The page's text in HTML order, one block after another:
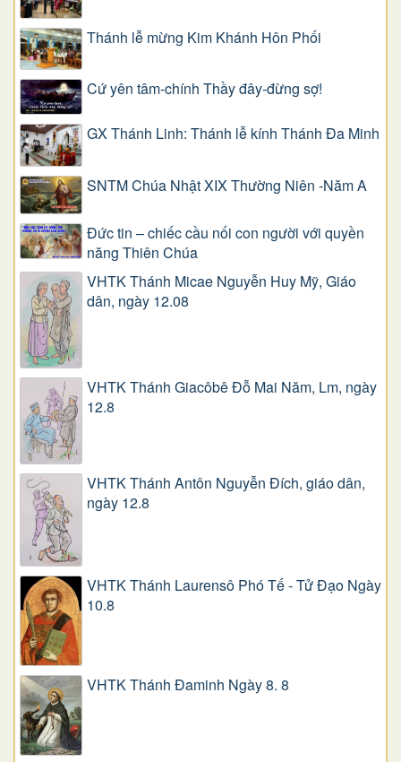
Thánh lễ mừng Kim Khánh Hôn Phối
Cứ yên tâm-chính Thầy đây-đừng sợ!
GX Thánh Linh: Thánh lễ kính Thánh Đa Minh
SNTM Chúa Nhật XIX Thường Niên -Năm A
Đức tin – chiếc cầu nối con người với quyền
năng Thiên Chúa
VHTK Thánh Micae Nguyễn Huy Mỹ, Giáo
dân, ngày 12.08
VHTK Thánh Giacôbê Ðỗ Mai Năm, Lm, ngày
12.8
VHTK Thánh Antôn Nguyễn Ðích, giáo dân,
ngày 12.8
VHTK Thánh Laurensô Phó Tế - Tử Đạo Ngày
10.8
VHTK Thánh Đaminh Ngày 8. 8